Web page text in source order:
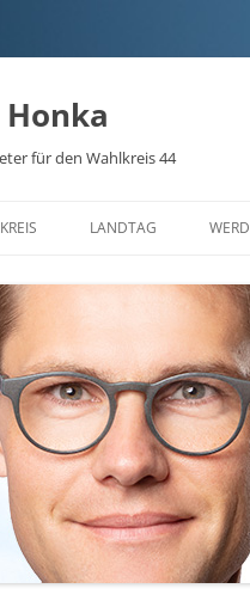
für den Wahlkreis 44
LANDTAG